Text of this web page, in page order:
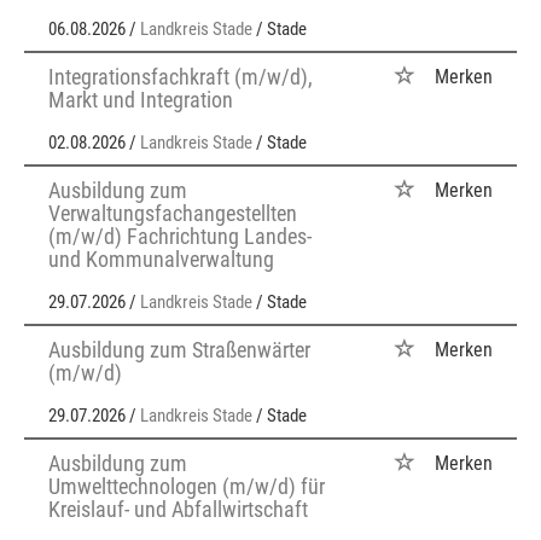
06.08.2026 / Landkreis Stade/ Stade
Integrationsfachkraft (m/w/d),
Markt und Integration
02.08.2026 / Landkreis Stade/ Stade
Merken
Ausbildung zum
Verwaltungsfachangestellten
(m/w/d) Fachrichtung Landes-
und Kommunalverwaltung
29.07.2026 / Landkreis Stade/ Stade
Merken
Ausbildung zum Straßenwärter
(m/w/d)
29.07.2026 / Landkreis Stade/ Stade
Merken
Ausbildung zum
Umwelttechnologen (m/w/d) für
Kreislauf- und Abfallwirtschaft
Merken